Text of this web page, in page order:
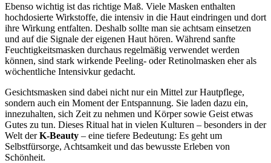
Ebenso wichtig ist das richtige Maß. Viele Masken enthalten
hochdosierte Wirkstoffe, die intensiv in die Haut eindringen und dort
ihre Wirkung entfalten. Deshalb sollte man sie achtsam einsetzen
und auf die Signale der eigenen Haut hören. Während sanfte
Feuchtigkeitsmasken durchaus regelmäßig verwendet werden
können, sind stark wirkende Peeling- oder Retinolmasken eher als
wöchentliche Intensivkur gedacht.
Gesichtsmasken sind dabei nicht nur ein Mittel zur Hautpflege,
sondern auch ein Moment der Entspannung. Sie laden dazu ein,
innezuhalten, sich Zeit zu nehmen und Körper sowie Geist etwas
Gutes zu tun. Dieses Ritual hat in vielen Kulturen – besonders in der
Welt derK-Beauty – eine tiefere Bedeutung: Es geht um
Selbstfürsorge, Achtsamkeit und das bewusste Erleben von
Schönheit.